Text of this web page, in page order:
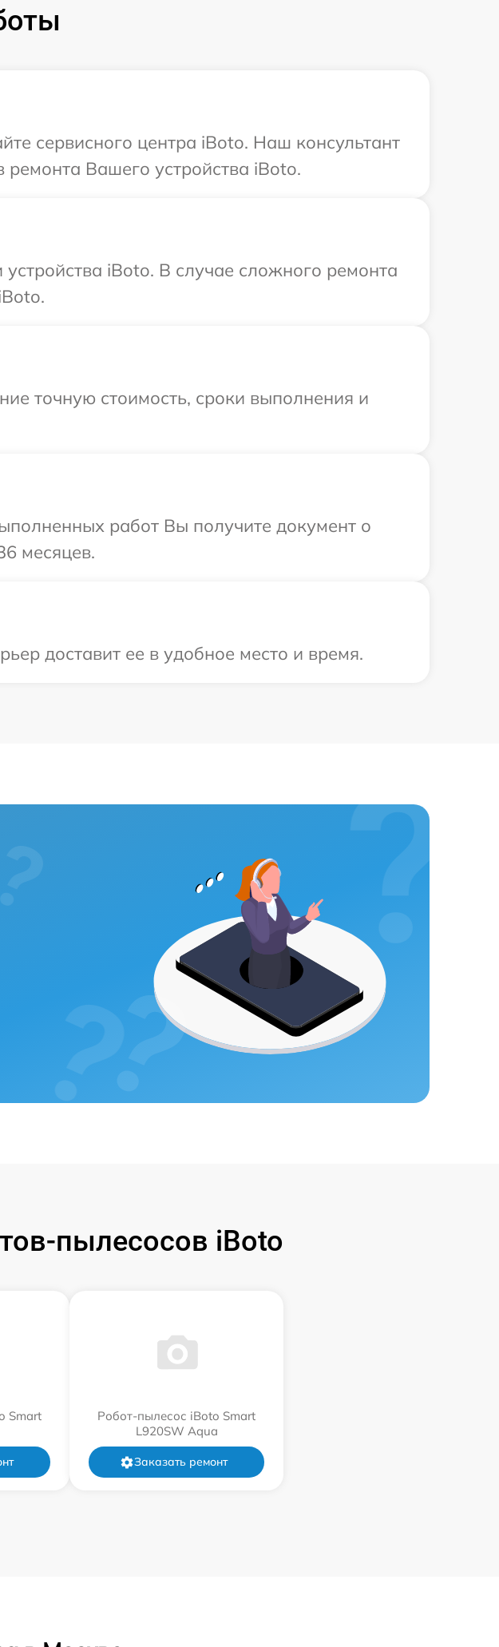
сервисного центра iBoto. Наш консультант
ремонта Вашего устройства iBoto.
iBoto. В случае сложного ремонта
точную стоимость, сроки выполнения и
работ Вы получите документ о
месяцев.
доставит ее в удобное место и время.
пылесосов iBoto
Smart
Робот-пылесос iBoto Smart
L920SW Aqua
Заказать ремонт